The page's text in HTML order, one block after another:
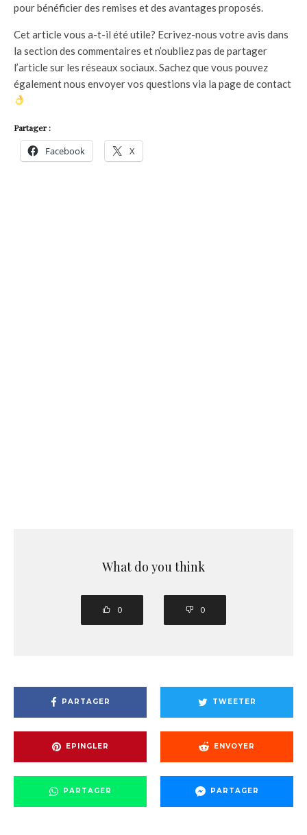
pour bénéficier des remises et des avantages proposés.
Cet article vous a-t-il été utile? Ecrivez-nous votre avis dans
la section des commentaires et n’oubliez pas de partager
l’article sur les réseaux sociaux. Sachez que vous pouvez
également nous envoyer vos questions via la page de contact
Partager :
Facebook X
What do you think
0 0
PARTAGER TWEETER
EPINGLER ENVOYER
PARTAGER PARTAGER